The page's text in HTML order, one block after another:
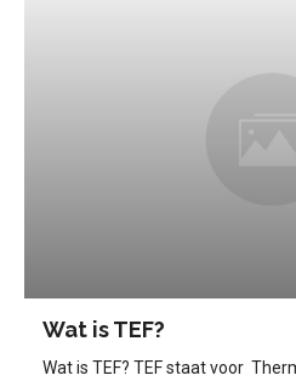
Wat is TEF?
Wat is TEF? TEF staat voor